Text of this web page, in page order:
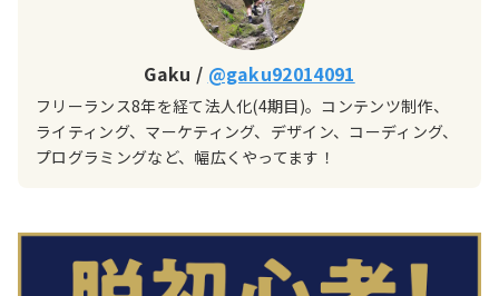
Gaku / @gaku92014091
フリーランス8年を経て法人化(4期目)。コンテンツ制作、
ライティング、マーケティング、デザイン、コーディング、
プログラミングなど、幅広くやってます！